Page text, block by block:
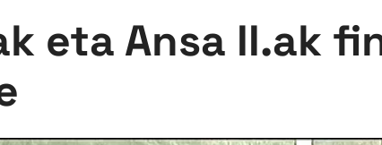
eta Ansa II.ak